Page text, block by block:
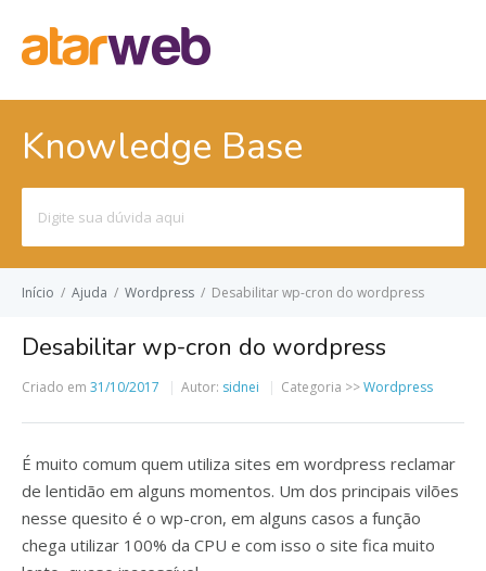
Knowledge Base
por:
Início / Ajuda / Wordpress / Desabilitar wp-cron do wordpress
Desabilitar wp-cron do wordpress
Criado em 31/10/2017 Autor: sidnei Categoria >>Wordpress
É muito comum quem utiliza sites em wordpress reclamar
de lentidão em alguns momentos. Um dos principais vilões
nesse quesito é o wp-cron, em alguns casos a função
chega utilizar 100% da CPU e com isso o site fica muito